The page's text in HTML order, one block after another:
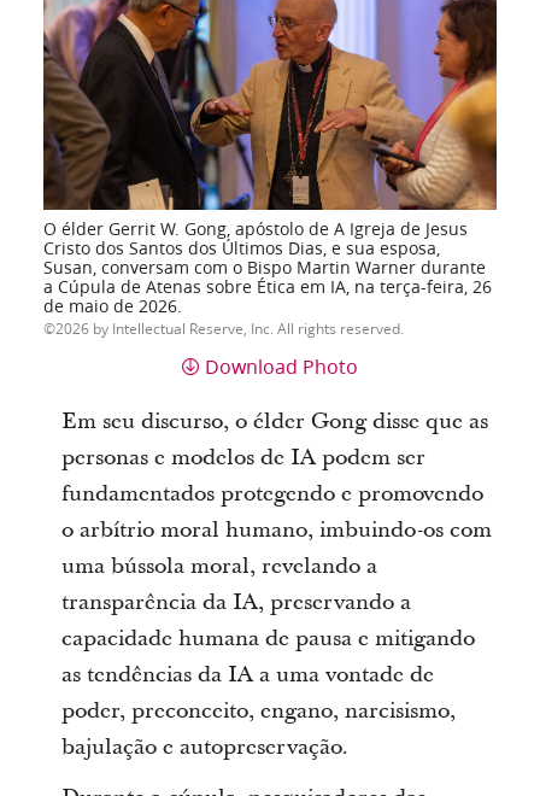
O élder Gerrit W. Gong, apóstolo de A Igreja de Jesus
Cristo dos Santos dos Últimos Dias, e sua esposa,
Susan, conversam com o Bispo Martin Warner durante
a Cúpula de Atenas sobre Ética em IA, na terça-feira, 26
de maio de 2026.
2026 by Intellectual Reserve, Inc. All rights reserved.
Download Photo
Em seu discurso, o élder Gong disse que as
personas e modelos de IA podem ser
fundamentados protegendo e promovendo
o arbítrio moral humano, imbuindo-os com
uma bússola moral, revelando a
transparência da IA, preservando a
capacidade humana de pausa e mitigando
as tendências da IA a uma vontade de
poder, preconceito, engano, narcisismo,
bajulação e autopreservação.